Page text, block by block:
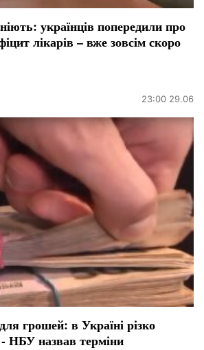
українців попередили про
лікарів – вже зовсім скоро
23:00 29.06
грошей: в Україні різко
НБУ назвав терміни